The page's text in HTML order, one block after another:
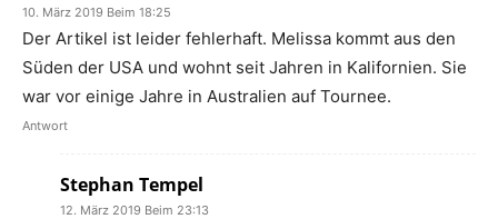
10. März 2019 Beim 18:25
Der Artikel ist leider fehlerhaft. Melissa kommt aus den
Süden der USA und wohnt seit Jahren in Kalifornien. Sie
war vor einige Jahre in Australien auf Tournee.
Antwort
Stephan Tempel
12. März 2019 Beim 23:13